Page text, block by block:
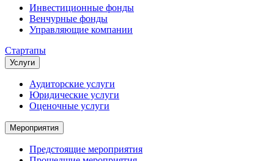
Инвестиционные фонды
Венчурные фонды
Управляющие компании
Стартапы
Услуги
Аудиторские услуги
Юридические услуги
Оценочные услуги
Мероприятия
Предстоящие мероприятия